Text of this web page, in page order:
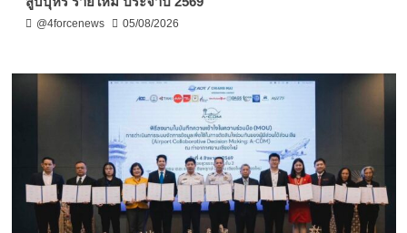
@4forcenews 05/08/2026